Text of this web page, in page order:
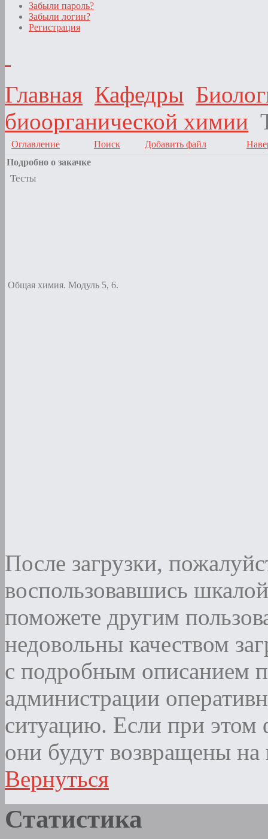
Забыли пароль?
Забыли логин?
Регистрация
Главная Кафедры
биоорганической химии
Оглавление Поиск Добавить файл
Подробно о закачке
Тесты
Общая химия. Модуль 5, 6.
После загрузки,
воспользовавшись
поможете другим
недовольны качеством
с подробным описанием
администрации
ситуацию. Если при этом
они будут возвращены на
Вернуться
Статистика